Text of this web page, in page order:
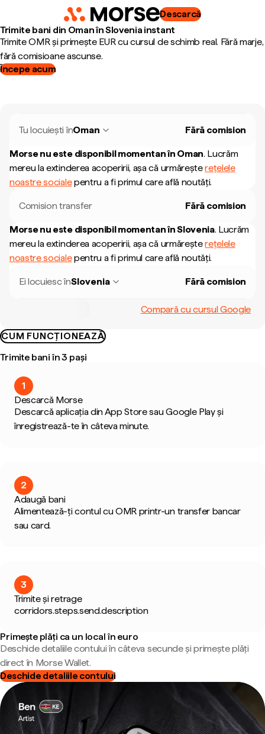
Descarcă
Trimite bani din Oman în Slovenia instant
Trimite OMR și primește EUR cu cursul de schimb real. Fără marje,
fără comisioane ascunse.
Începe acum
Tu locuiești înOman Fără comision
Morse nu este disponibil momentan în Oman. Lucrăm
mereu la extinderea acoperirii, așa că urmăreșterețelele
noastre socialepentru a fi primul care află noutăți.
Comision transfer Fără comision
Morse nu este disponibil momentan înSlovenia. Lucrăm
mereu la extinderea acoperirii, așa că urmăreșterețelele
noastre socialepentru a fi primul care află noutăți.
Ei locuiesc înSlovenia Fără comision
Compară cu cursul Google
CUM FUNCȚIONEAZĂ
Trimite bani în 3 pași
1
Descarcă Morse
Descarcă aplicația din App Store sau Google Play și
înregistrează-te în câteva minute.
2
Adaugă bani
Alimentează-ți contul cu OMR printr-un transfer bancar
sau card.
3
Trimite și retrage
corridors.steps.send.description
Primește plăți ca un local în euro
Deschide detaliile contului în câteva secunde și primește plăți
direct în Morse Wallet.
Deschide detaliile contului